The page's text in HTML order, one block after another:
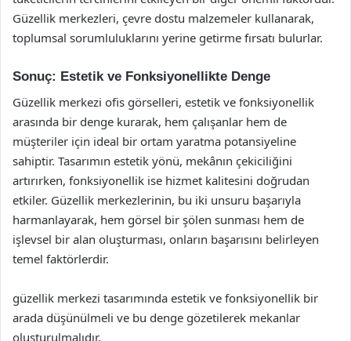
Güzellik merkezleri, çevre dostu malzemeler kullanarak,
toplumsal sorumluluklarını yerine getirme fırsatı bulurlar.
Sonuç: Estetik ve Fonksiyonellikte Denge
Güzellik merkezi ofis görselleri, estetik ve fonksiyonellik
arasında bir denge kurarak, hem çalışanlar hem de
müşteriler için ideal bir ortam yaratma potansiyeline
sahiptir. Tasarımın estetik yönü, mekânın çekiciliğini
artırırken, fonksiyonellik ise hizmet kalitesini doğrudan
etkiler. Güzellik merkezlerinin, bu iki unsuru başarıyla
harmanlayarak, hem görsel bir şölen sunması hem de
işlevsel bir alan oluşturması, onların başarısını belirleyen
temel faktörlerdir.
güzellik merkezi tasarımında estetik ve fonksiyonellik bir
arada düşünülmeli ve bu denge gözetilerek mekanlar
oluşturulmalıdır.